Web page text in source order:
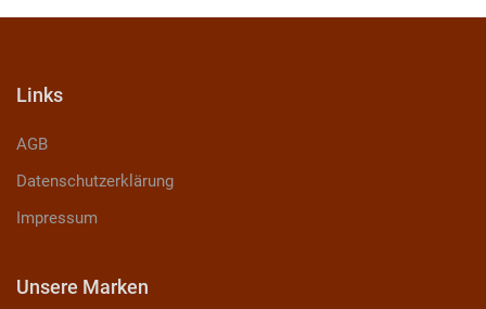
Links
AGB
Datenschutzerklärung
Impressum
Unsere Marken